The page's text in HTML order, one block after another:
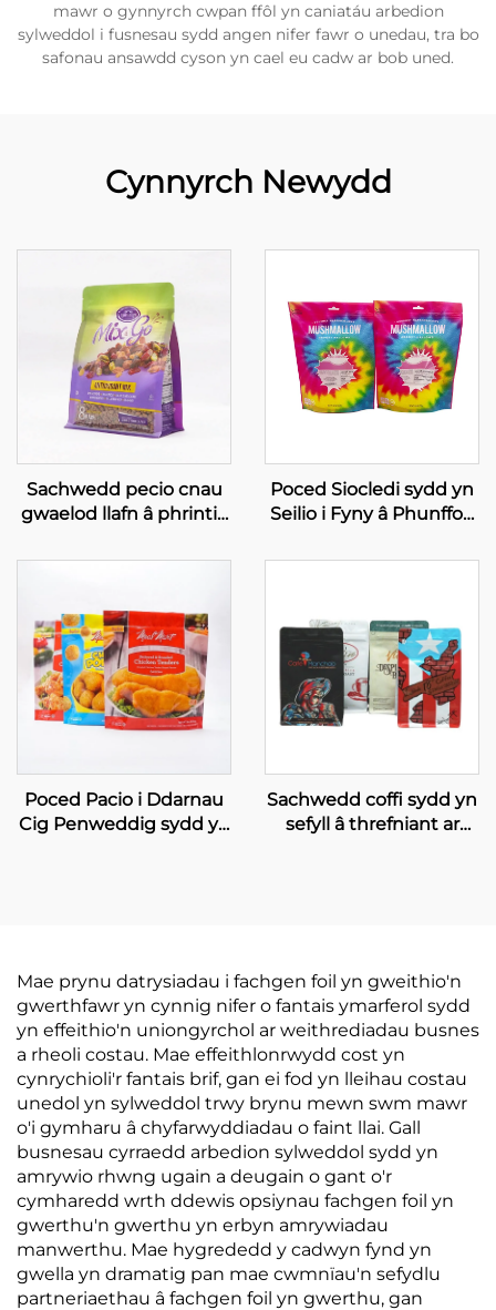
mawr o gynnyrch cwpan ffôl yn caniatáu arbedion
sylweddol i fusnesau sydd angen nifer fawr o unedau, tra bo
safonau ansawdd cyson yn cael eu cadw ar bob uned.
Cynnyrch Newydd
Sachwedd pecio cnau
gwaelod llafn â phrintio
becio cnau cawsî
Poced Siocledi sydd yn
Seilio i Fyny â Phunffos,
Poced Pacio i Ddarnau
Cig Penweddig sydd yn
Sachwedd coffi sydd yn
sefyll â threfniant ar
Mae prynu datrysiadau i fachgen foil yn gweithio'n
gwerthfawr yn cynnig nifer o fantais ymarferol sydd
yn effeithio'n uniongyrchol ar weithrediadau busnes
a rheoli costau. Mae effeithlonrwydd cost yn
cynrychioli'r fantais brif, gan ei fod yn lleihau costau
unedol yn sylweddol trwy brynu mewn swm mawr
o'i gymharu â chyfarwyddiadau o faint llai. Gall
busnesau cyrraedd arbedion sylweddol sydd yn
amrywio rhwng ugain a deugain o gant o'r
cymharedd wrth ddewis opsiynau fachgen foil yn
gwerthu'n gwerthu yn erbyn amrywiadau
manwerthu. Mae hygrededd y cadwyn fynd yn
gwella yn dramatig pan mae cwmnïau'n sefydlu
partneriaethau â fachgen foil yn gwerthu, gan